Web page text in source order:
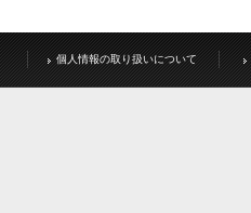
個人情報の取り扱いについて